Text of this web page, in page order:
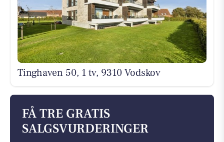
Tinghaven 50, 1 tv, 9310 Vodskov
FÅ TRE GRATIS
SALGSVURDERINGER